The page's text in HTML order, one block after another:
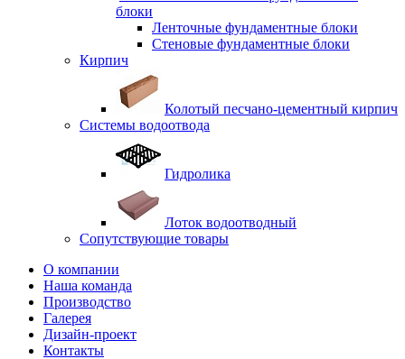
блоки
Ленточные фундаментные блоки
Стеновые фундаментные блоки
Кирпич
Колотый песчано-цементный кирпич
Системы водоотвода
Гидролика
Лоток водоотводный
Сопутствующие товары
О компании
Наша команда
Производство
Галерея
Дизайн-проект
Контакты